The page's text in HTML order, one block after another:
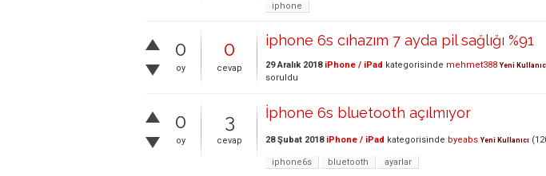
iphone
0
oy
0
cevap
iphone 6s cıhazım 7 ayda pil sağlığı %91
29 Aralık 2018 iPhone / iPad kategorisinde mehmet388 Yeni
soruldu
0
oy
3
cevap
İphone 6s bluetooth açılmıyor
28 Şubat 2018 iPhone / iPad kategorisinde byeabs Yeni Kullanıcı (
iphone6s bluetooth ayarlar